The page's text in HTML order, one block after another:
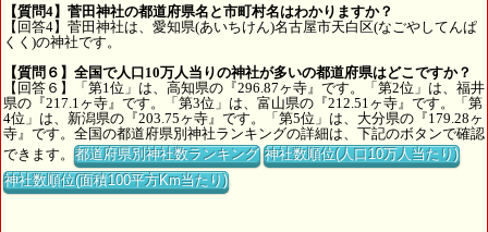
【質問4】菅田神社の都道府県名と市町村名はわかりますか？
【回答4】菅田神社は、愛知県(あいちけん)名古屋市天白区(なごやしてんぱ
くく)の神社です。
【質問６】全国で人口10万人当りの神社が多いの都道府県はどこですか？
【回答６】「第1位」は、高知県の『296.87ヶ寺』です。「第2位」は、福井
県の『217.1ヶ寺』です。「第3位」は、富山県の『212.51ヶ寺』です。「第
4位」は、新潟県の『203.75ヶ寺』です。「第5位」は、大分県の『179.28ヶ
寺』です。全国の都道府県別神社ランキングの詳細は、下記のボタンで確認
できます。都道府県別神社数ランキング 神社数順位(人口10万人当たり)
神社数順位(面積100平方Km当たり)